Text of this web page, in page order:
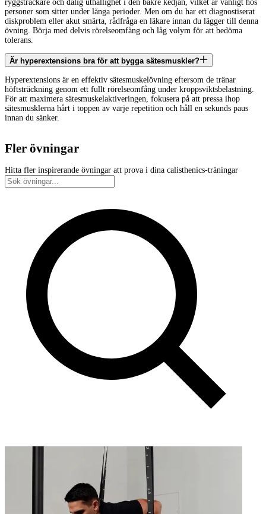
ryggsträckare och dålig uthållighet i den bakre kedjan, vilket är vanligt hos
personer som sitter under långa perioder. Men om du har ett diagnostiserat
diskproblem eller akut smärta, rådfråga en läkare innan du lägger till denna
övning. Börja med delvis rörelseomfång och låg volym för att bedöma
tolerans.
Är hyperextensions bra för att bygga sätesmuskler?
Hyperextensions är en effektiv sätesmuskelövning eftersom de tränar
höftsträckning genom ett fullt rörelseomfång under kroppsviktsbelastning.
För att maximera sätesmuskelaktiveringen, fokusera på att pressa ihop
sätesmusklerna hårt i toppen av varje repetition och håll en sekunds paus
innan du sänker.
Fler övningar
Hitta fler inspirerande övningar att prova i dina calisthenics-träningar